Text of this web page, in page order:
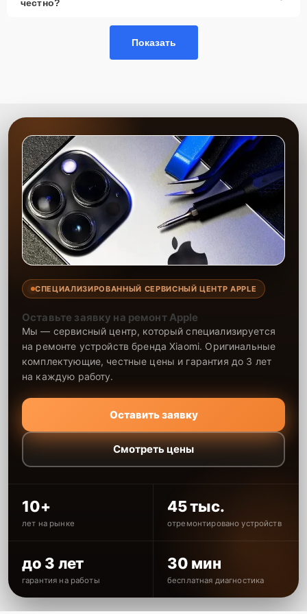
честно?
Показать
СПЕЦИАЛИЗИРОВАННЫЙ СЕРВИСНЫЙ ЦЕНТР APPLE
Оставьте заявку на ремонт Apple
Мы — сервисный центр, который специализируется
на ремонте устройств бренда Xiaomi. Оригинальные
комплектующие, честные цены и гарантия до 3 лет
на каждую работу.
Оставить заявку
Смотреть цены
10+
лет на рынке
45 тыс.
отремонтировано устройств
до 3 лет
гарантия на работы
30 мин
бесплатная диагностика